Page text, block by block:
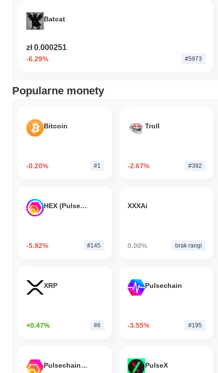
Batcat
zł 0.000251
-6.29% #5973
Popularne monety
Bitcoin
-0.20% #1
Troll
-2.67% #392
HEX (Pulsechain)
-5.92% #145
XXXAi
0.00% brak rangi
XRP
+0.47% #6
Pulsechain
-3.55% #195
Pulsechain Bridged HEX (Pulsechain) PulseX